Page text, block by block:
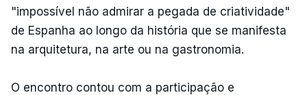
"impossível não admirar a pegada de criatividade"
de Espanha ao longo da história que se manifesta
na arquitetura, na arte ou na gastronomia.
O encontro contou com a participação e